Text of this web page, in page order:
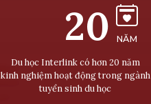
20 NĂM
Du học Interlink có hơn 20 năm
kinh nghiệm hoạt động trong ngành
tuyển sinh du học